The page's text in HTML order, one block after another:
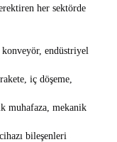
her sektörde
endüstriyel
iç döşeme,
muhafaza, mekanik
bileşenleri